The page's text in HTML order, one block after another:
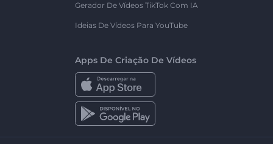
Gerador De Vídeos TikTok Com IA
Ideias De Vídeos Para YouTube
Apps De Criação De Vídeos